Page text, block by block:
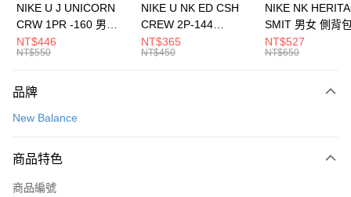
元大商業銀行
台灣樂天信用卡公司
全盈+PAY
AFTEE先享後付
【關於「AFTEE先享後付」】
便利好安心！
３．安心：先確認商品／服務後，再付款。
【「AFTEE先享後付」結帳流程】
運送方式
每筆NT$100，滿NT$1,500(含以上)免運費
宅配
NIKE U J UNICORN
CRW 1PR -160 男女
中統襪 FZ3393100
NT$446
NT$550
NIKE U NK ED CSH
CREW 2P-144
EMBRDY 男女 短統襪
FZ3073133
NT$365
NT$450
NIKE NK
SMIT 男女 側背
BA5871010
NT$527
NT$650
品牌
New Balance
商品特色
商品編號